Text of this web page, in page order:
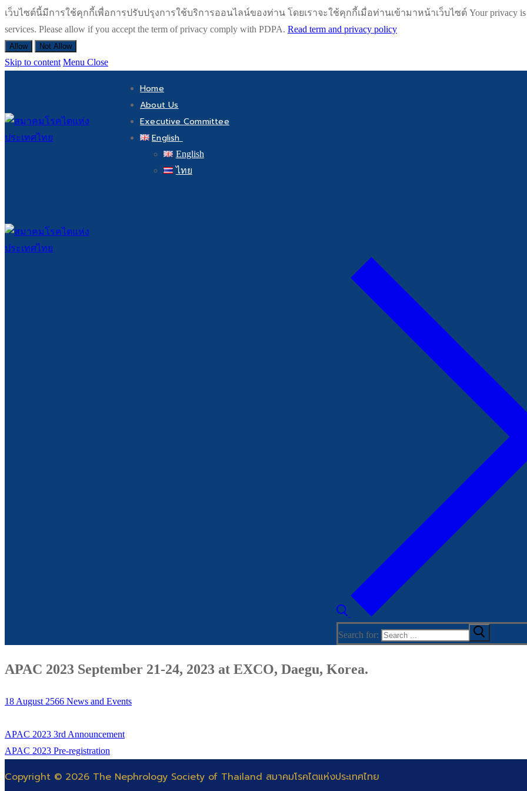
เว็บไซต์นี้มีการใช้คุกกี้เพื่อการปรับปรุงการใช้บริการออนไลน์ของท่าน โดยเราจะใช้คุกกี้เมื่อท่านเข้ามาหน้าเว็บไซต์ Your privacy is
services. Please allow if you accept the term of privacy comply with PDPA. Read term and privacy policy
Allow Not Allow
Skip to content Menu Close
Home
About Us
Executive Committee
English
English
ไทย
Search for:
APAC 2023 September 21-24, 2023 at EXCO, Daegu, Korea.
18 August 2566 News and Events
APAC 2023 3rd Announcement
APAC 2023 Pre-registration
Copyright © 2026 The Nephrology Society of Thailand สมาคมโรคไตแห่งประเทศไทย